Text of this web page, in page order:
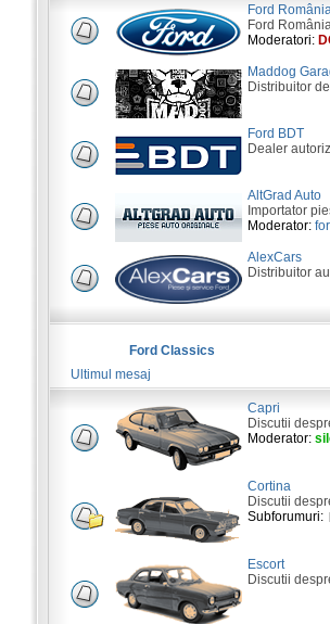
Ford
Ford
Moderatori:
Maddog
Distribuitor
Ford BDT
Dealer
AltGrad Auto
Importator
Moderator:
AlexCars
Distribuitor
Ford Classics
Ultimul mesaj
Capri
Discutii
Moderator:
Cortina
Discutii
Subforumuri:
Escort
Discutii